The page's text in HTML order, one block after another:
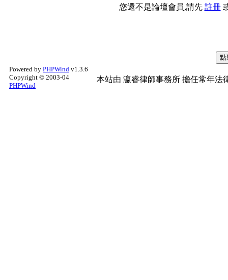
您還不是論壇會員,請先 註冊
Powered by PHPWind v1.3.6
Copyright © 2003-04
PHPWind
本站由 瀛睿律師事務所 擔任常年法